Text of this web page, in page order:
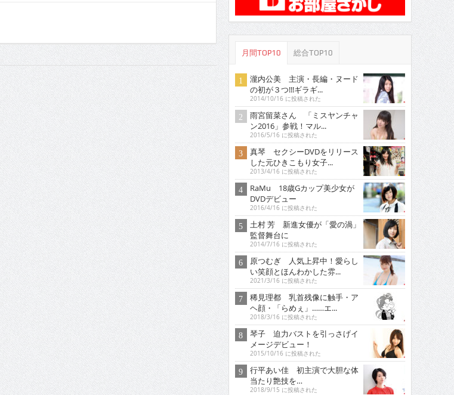
月間TOP10 総合TOP10
瀧内公美 主演・長編・ヌード
の初が３つ!!!ギラギ...
2014/10/16 に投稿された
雨宮留菜さん 「ミスヤンチャ
ン2016」参戦！マル...
2016/5/16 に投稿された
真琴 セクシーDVDをリリース
した元ひきこもり女子...
2013/4/16 に投稿された
RaMu 18歳Gカップ美少女が
DVDデビュー
2016/4/16 に投稿された
土村 芳 新進女優が「愛の渦」
監督舞台に
2014/7/16 に投稿された
原つむぎ 人気上昇中！愛らし
い笑顔とほんわかした雰...
2021/3/16 に投稿された
稀見理都 乳首残像に触手・ア
ヘ顔・「らめぇ」……エ...
2018/3/16 に投稿された
琴子 迫力バストを引っさげイ
メージデビュー！
2015/10/16 に投稿された
行平あい佳 初主演で大胆な体
当たり艶技を…
2018/9/15 に投稿された